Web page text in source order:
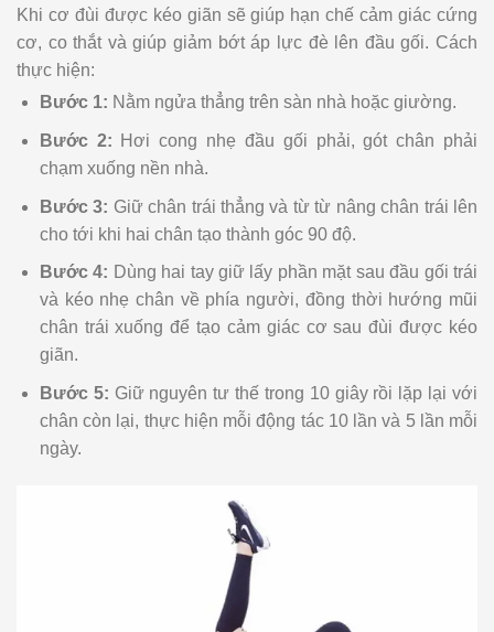
Khi cơ đùi được kéo giãn sẽ giúp hạn chế cảm giác cứng
cơ, co thắt và giúp giảm bớt áp lực đè lên đầu gối. Cách
thực hiện:
Bước 1: Nằm ngửa thẳng trên sàn nhà hoặc giường.
Bước 2: Hơi cong nhẹ đầu gối phải, gót chân phải
chạm xuống nền nhà.
Bước 3: Giữ chân trái thẳng và từ từ nâng chân trái lên
cho tới khi hai chân tạo thành góc 90 độ.
Bước 4: Dùng hai tay giữ lấy phần mặt sau đầu gối trái
và kéo nhẹ chân về phía người, đồng thời hướng mũi
chân trái xuống để tạo cảm giác cơ sau đùi được kéo
giãn.
Bước 5: Giữ nguyên tư thế trong 10 giây rồi lặp lại với
chân còn lại, thực hiện mỗi động tác 10 lần và 5 lần mỗi
ngày.